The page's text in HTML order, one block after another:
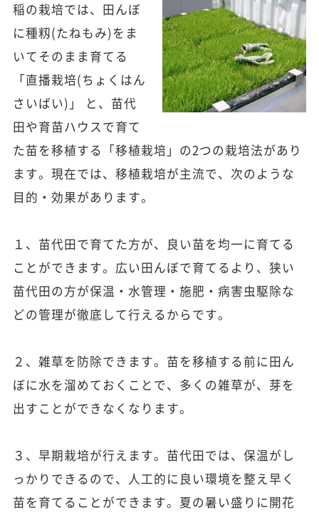
稲の栽培では、田んぼ
に種籾(たねもみ)をま
いてそのまま育てる
「直播栽培(ちょくはん
さいばい)」 と、苗代
田や育苗ハウスで育て
た苗を移植する「移植栽培」の2つの栽培法があり
ます。現在では、移植栽培が主流で、次のような
目的・効果があります。
１、苗代田で育てた方が、良い苗を均一に育てる
ことができます。広い田んぼで育てるより、狭い
苗代田の方が保温・水管理・施肥・病害虫駆除な
どの管理が徹底して行えるからです。
２、雑草を防除できます。苗を移植する前に田ん
ぼに水を溜めておくことで、多くの雑草が、芽を
出すことができなくなります。
３、早期栽培が行えます。苗代田では、保温がし
っかりできるので、人工的に良い環境を整え早く
苗を育てることができます。夏の暑い盛りに開花